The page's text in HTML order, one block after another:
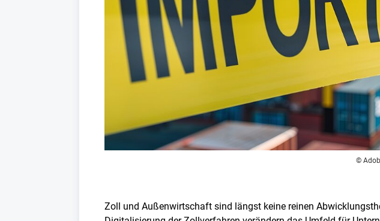
©
Zoll und Außenwirtschaft sind längst keine reinen